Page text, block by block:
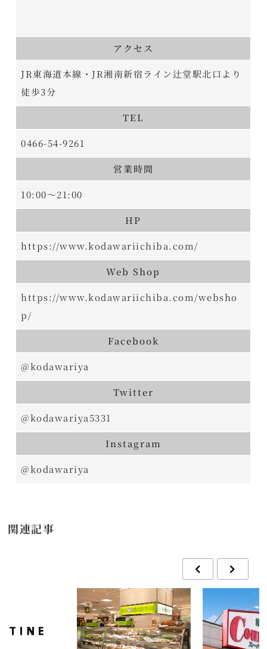
アクセス
JR東海道本線・JR湘南新宿ライン辻堂駅北口より
徒歩3分
TEL
0466-54-9261
営業時間
10:00～21:00
HP
https://www.kodawariichiba.com/
Web Shop
https://www.kodawariichiba.com/websho
p/
Facebook
@kodawariya
Twitter
@kodawariya5331
Instagram
@kodawariya
関連記事